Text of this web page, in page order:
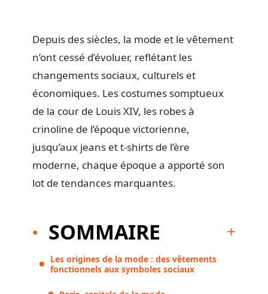
Depuis des siècles, la mode et le vêtement
n’ont cessé d’évoluer, reflétant les
changements sociaux, culturels et
économiques. Les costumes somptueux
de la cour de Louis XIV, les robes à
crinoline de l’époque victorienne,
jusqu’aux jeans et t-shirts de l’ère
moderne, chaque époque a apporté son
lot de tendances marquantes.
SOMMAIRE
Les origines de la mode : des vêtements
fonctionnels aux symboles sociaux